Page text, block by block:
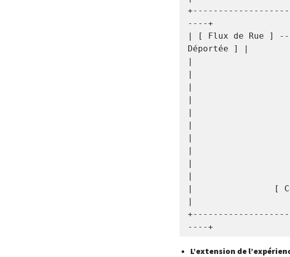
----+
| [ Flux de Rue ]
Déportée ] |
|
|                    [
|
|                [
L’extension de